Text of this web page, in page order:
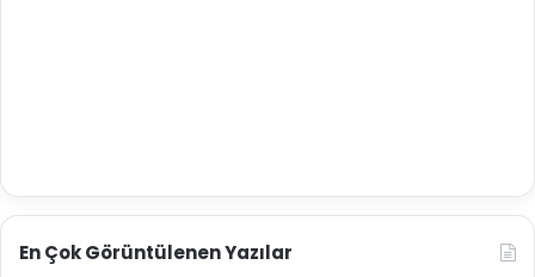
En Çok Görüntülenen Yazılar